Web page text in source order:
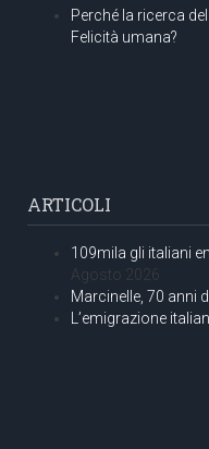
Perché la ricerca
Felicità umana?
ARTICOLI
109mila gli italiani
Agosto 2026
Marcinelle, 70 anni
L’emigrazione